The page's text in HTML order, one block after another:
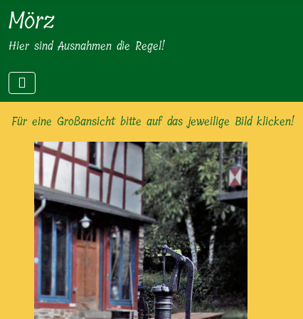
Mörz
Hier sind Ausnahmen die Regel!
Für eine Großansicht bitte auf das jeweilige Bild klicken!